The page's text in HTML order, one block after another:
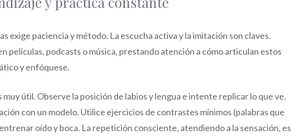
exige paciencia y método. La escucha activa y la imitación son claves.
películas, podcasts o música, prestando atención a cómo articulan estos
y enfóquese.
útil. Observe la posición de labios y lengua e intente replicar lo que ve.
con un modelo. Utilice ejercicios de contrastes mínimos (palabras que
oído y boca. La repetición consciente, atendiendo a la sensación, es